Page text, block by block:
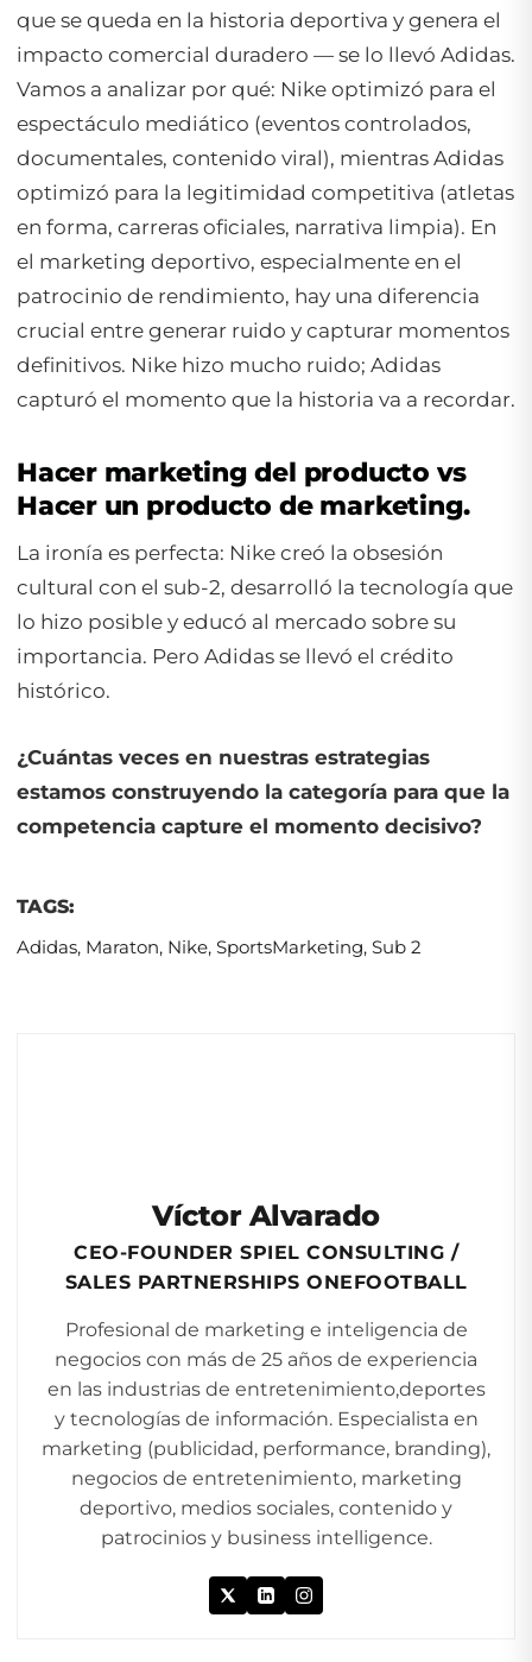
que se queda en la historia deportiva y genera el
impacto comercial duradero — se lo llevó Adidas.
Vamos a analizar por qué: Nike optimizó para el
espectáculo mediático (eventos controlados,
documentales, contenido viral), mientras Adidas
optimizó para la legitimidad competitiva (atletas
en forma, carreras oficiales, narrativa limpia). En
el marketing deportivo, especialmente en el
patrocinio de rendimiento, hay una diferencia
crucial entre generar ruido y capturar momentos
definitivos. Nike hizo mucho ruido; Adidas
capturó el momento que la historia va a recordar.
Hacer marketing del producto vs
Hacer un producto de marketing.
La ironía es perfecta: Nike creó la obsesión
cultural con el sub-2, desarrolló la tecnología que
lo hizo posible y educó al mercado sobre su
importancia. Pero Adidas se llevó el crédito
histórico.
¿Cuántas veces en nuestras estrategias
estamos construyendo la categoría para que la
competencia capture el momento decisivo?
TAGS:
Adidas, Maraton, Nike, SportsMarketing, Sub 2
Víctor Alvarado
CEO-FOUNDER SPIEL CONSULTING /
SALES PARTNERSHIPS ONEFOOTBALL
Profesional de marketing e inteligencia de
negocios con más de 25 años de experiencia
en las industrias de entretenimiento,deportes
y tecnologías de información. Especialista en
marketing (publicidad, performance, branding),
negocios de entretenimiento, marketing
deportivo, medios sociales, contenido y
patrocinios y business intelligence.